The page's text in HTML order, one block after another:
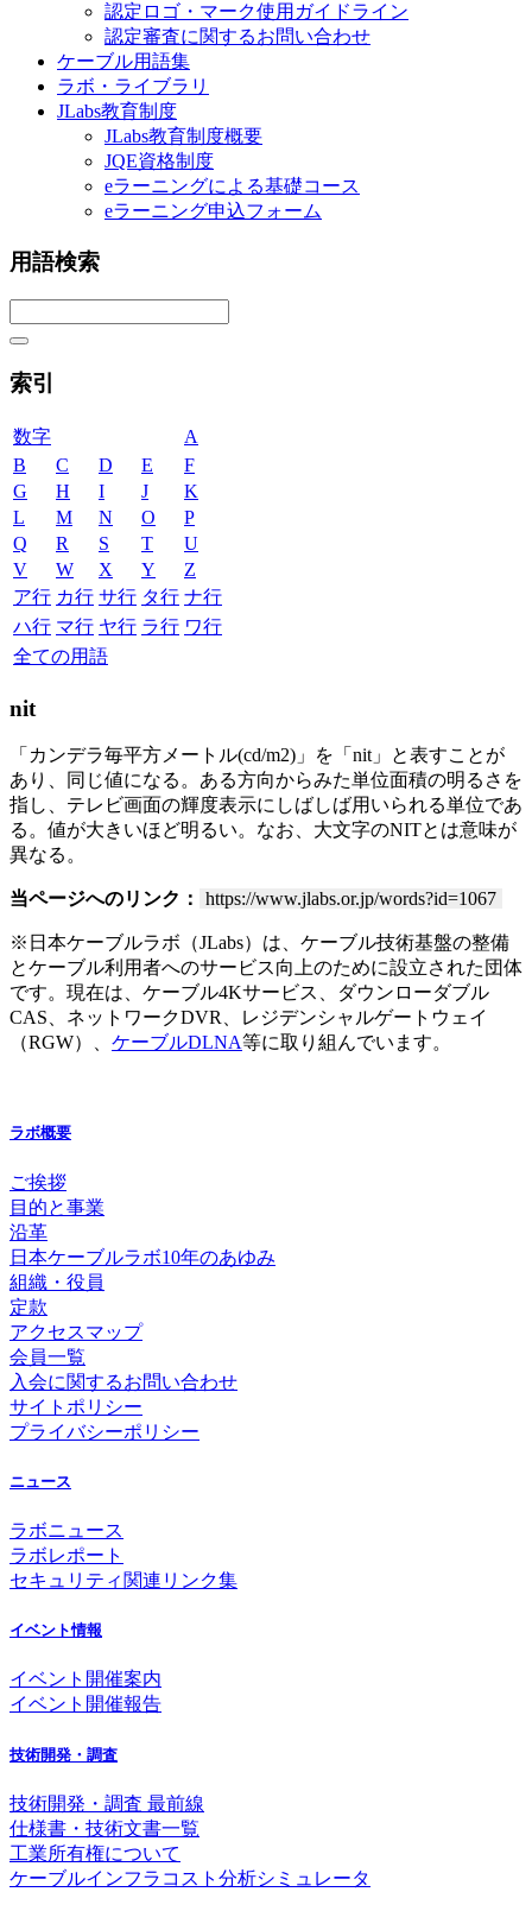
認定ロゴ・マーク使用ガイドライン
認定審査に関するお問い合わせ
ケーブル用語集
ラボ・ライブラリ
JLabs教育制度
JLabs教育制度概要
JQE資格制度
eラーニングによる基礎コース
eラーニング申込フォーム
用語検索
索引
数字
A
B
C D E
F
G
H I J
K
L
M N O
P
Q
R S T
U
V
W X Y
Z
ア行 カ行 サ行 タ行 ナ行
ハ行 マ行 ヤ行 ラ行 ワ行
全ての用語
nit
「カンデラ毎平方メートル(cd/m2)」を「nit」と表すことが
あり、同じ値になる。ある方向からみた単位面積の明るさを
指し、テレビ画面の輝度表示にしばしば用いられる単位であ
る。値が大きいほど明るい。なお、大文字のNITとは意味が
異なる。
当ページへのリンク： https://www.jlabs.or.jp/words?id=1067
※日本ケーブルラボ（JLabs）は、ケーブル技術基盤の整備
とケーブル利用者へのサービス向上のために設立された団体
です。現在は、ケーブル4Kサービス、ダウンローダブル
CAS、ネットワークDVR、レジデンシャルゲートウェイ
（RGW）、 ケーブルDLNA等に取り組んでいます。
ラボ概要
ご挨拶
目的と事業
沿革
日本ケーブルラボ10年のあゆみ
組織・役員
定款
アクセスマップ
会員一覧
入会に関するお問い合わせ
サイトポリシー
プライバシーポリシー
ニュース
ラボニュース
ラボレポート
セキュリティ関連リンク集
イベント情報
イベント開催案内
イベント開催報告
技術開発・調査
技術開発・調査 最前線
仕様書・技術文書一覧
工業所有権について
ケーブルインフラコスト分析シミュレータ